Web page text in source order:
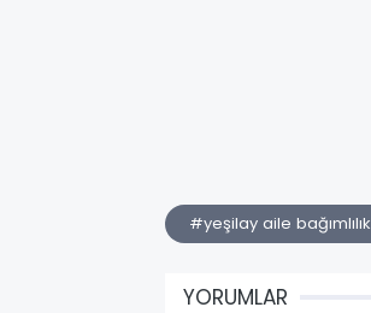
#yeşilay aile bağımlılık
YORUMLAR